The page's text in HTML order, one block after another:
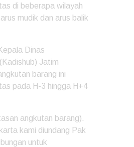
di beberapa wilayah
mudik dan arus balik
Dinas
Jatim
barang ini
pada H-3 hingga H+4
angkutan barang).
kami diundang Pak
untuk